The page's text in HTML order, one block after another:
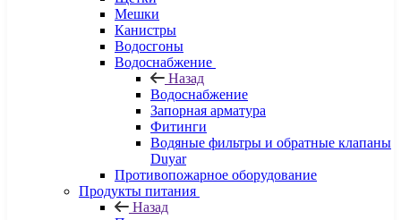
Мешки
Канистры
Водосгоны
Водоснабжение
Назад
Водоснабжение
Запорная арматура
Фитинги
Водяные фильтры и обратные клапаны
Duyar
Противопожарное оборудование
Продукты питания
Назад